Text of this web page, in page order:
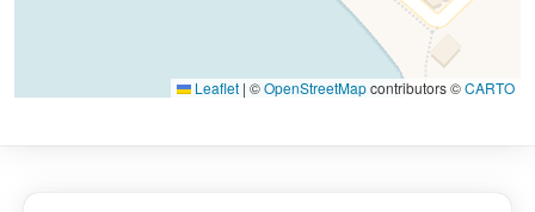
Leaflet | ©OpenStreetMapcontributors ©CARTO